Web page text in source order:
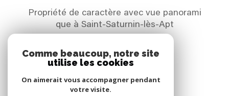
Propriété de caractère avec vue panorami
que à Saint-Saturnin-lès-Apt
2 300 000 €
REF : 0225
Comme beaucoup, notre site
utilise les cookies
On aimerait vous accompagner pendant
votre visite.